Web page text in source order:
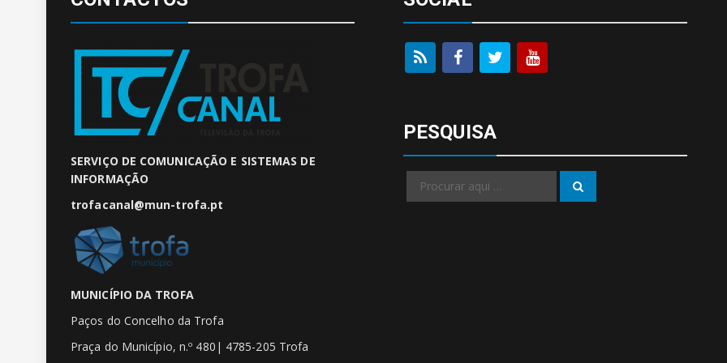
SERVIÇO DE COMUNICAÇÃO E SISTEMAS DE
INFORMAÇÃO
trofacanal@mun-trofa.pt
MUNICÍPIO DA TROFA
Paços do Concelho da Trofa
Praça do Município, n.º 480| 4785-205 Trofa
PESQUISA
Procurar